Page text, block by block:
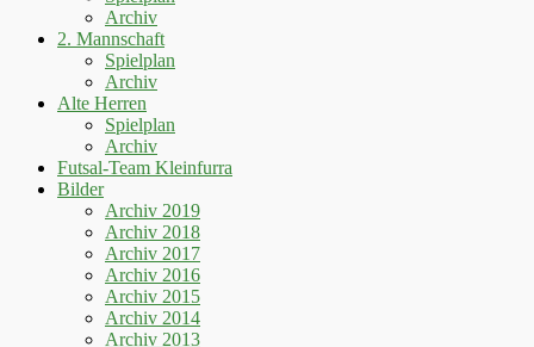
Archiv
2. Mannschaft
Spielplan
Archiv
Alte Herren
Spielplan
Archiv
Futsal-Team Kleinfurra
Bilder
Archiv 2019
Archiv 2018
Archiv 2017
Archiv 2016
Archiv 2015
Archiv 2014
Archiv 2013